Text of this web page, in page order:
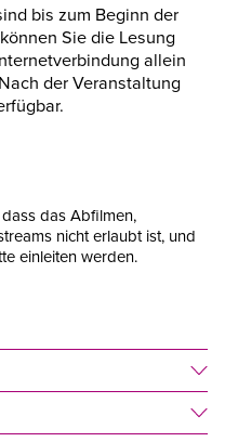
bis zum Beginn der
Sie die Lesung
allein
der Veranstaltung
das Abfilmen,
nicht erlaubt ist, und
einleiten werden.